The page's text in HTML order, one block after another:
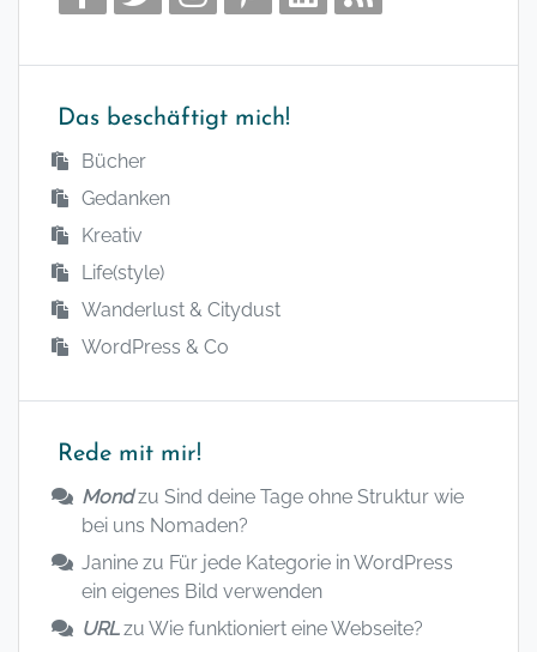
Das beschäftigt mich!
Bücher
Gedanken
Kreativ
Life(style)
Wanderlust & Citydust
WordPress & Co
Rede mit mir!
Mondzu Sind deine Tage ohne Struktur wie
bei uns Nomaden?
Janine zu Für jede Kategorie in WordPress
ein eigenes Bild verwenden
URLzu Wie funktioniert eine Webseite?